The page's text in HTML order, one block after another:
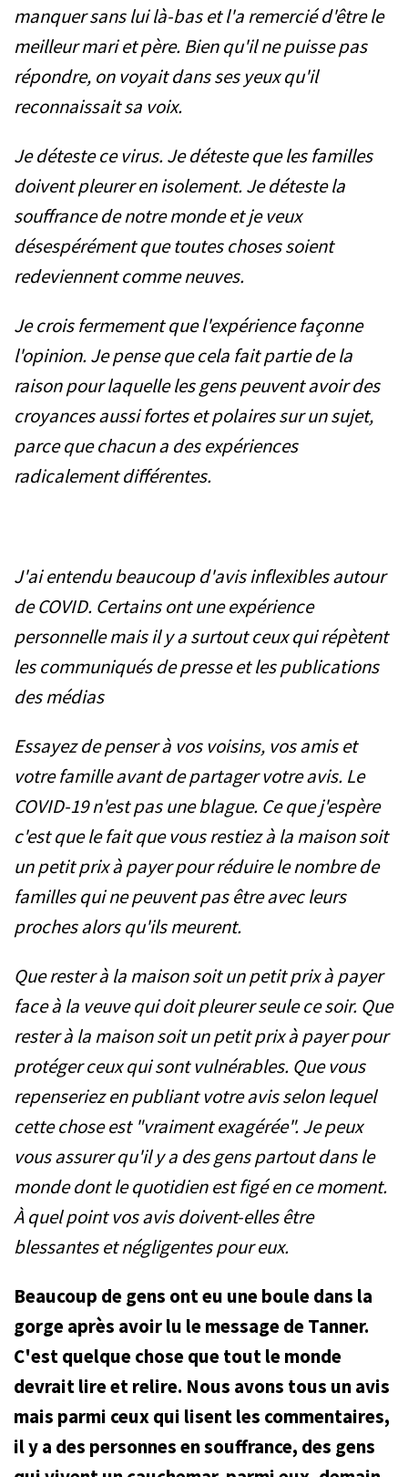
manquer sans lui là-bas et l'a remercié d'être le
meilleur mari et père. Bien qu'il ne puisse pas
répondre, on voyait dans ses yeux qu'il
reconnaissait sa voix.
Je déteste ce virus. Je déteste que les familles
doivent pleurer en isolement. Je déteste la
souffrance de notre monde et je veux
désespérément que toutes choses soient
redeviennent comme neuves.
Je crois fermement que l'expérience façonne
l'opinion. Je pense que cela fait partie de la
raison pour laquelle les gens peuvent avoir des
croyances aussi fortes et polaires sur un sujet,
parce que chacun a des expériences
radicalement différentes.
J'ai entendu beaucoup d'avis inflexiblesautour
de COVID. Certains ont une expérience
personnelle mais il y a surtout ceux qui répètent
les communiqués de presse et les publications
des médias
Essayez de penser à vos voisins, vos amis et
votre famille avant de partager votre avis. Le
COVID-19 n'est pas une blague. Ce que j'espère
c'est que le fait que vous restiez à la maison soit
un petit prix à payer pour réduire le nombre de
familles qui ne peuvent pas être avec leurs
proches alors qu'ils meurent.
Que rester à la maison soit un petit prix à payer
face à la veuve qui doit pleurer seule ce soir. Que
rester à la maison soit un petit prix à payer pour
protéger ceux qui sont vulnérables. Que vous
repenseriez en publiant votre avis selon lequel
cette chose est "vraiment exagérée". Je peux
vous assurer qu'il y a des gens partout dans le
monde dont le quotidien est figé en ce moment.
À quel point vos avis doivent-elles être
blessantes et négligentes pour eux.
Beaucoup de gens ont eu une boule dans la
gorge après avoir lu le message de Tanner.
C'est quelque chose que tout le monde
devrait lire et relire. Nous avons tous un avis
mais parmi ceux qui lisent les commentaires,
il y a des personnes en souffrance, des gens